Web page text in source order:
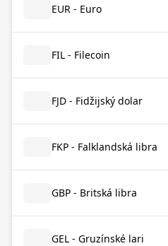
EUR - Euro
FIL - Filecoin
FJD - Fidžijský dolar
FKP - Falklandská libra
GBP - Britská libra
GEL - Gruzínské lari